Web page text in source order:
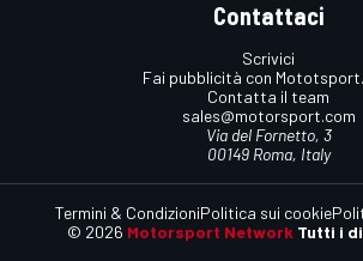
Contattaci
Scrivici
Fai pubblicità con
Contatta il team
sales@motorsport.com
Via del Fornetto, 3
00149 Roma, Italy
© 2026 Motorsport Network Tutti i
Termini & CondizioniPolitica sui cookie